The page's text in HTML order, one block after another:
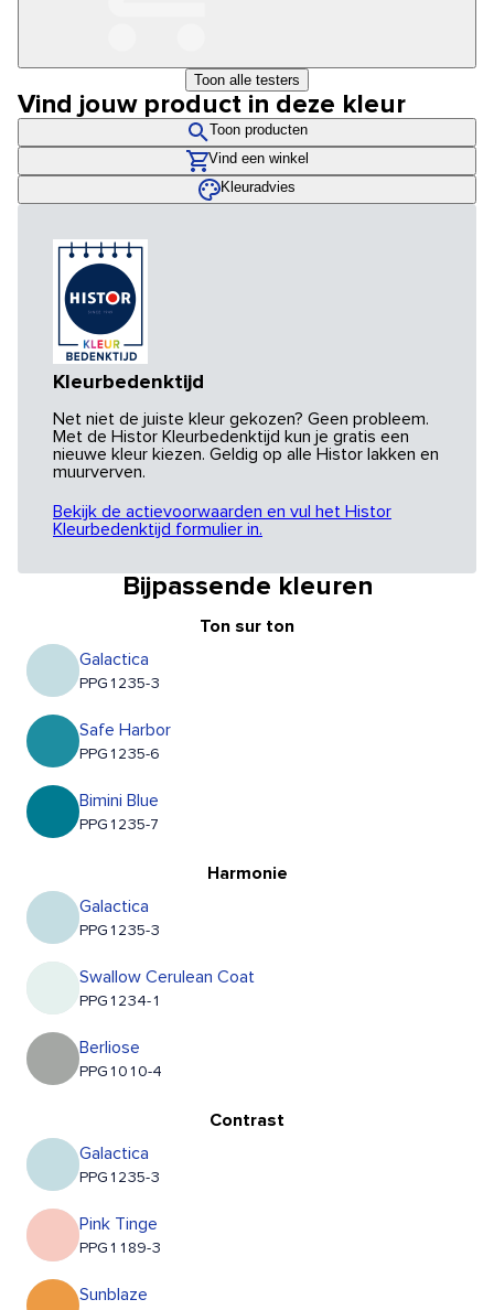
Toon alle testers
Vind jouw product in deze kleur
Toon producten
Vind een winkel
Kleuradvies
Kleurbedenktijd
Net niet de juiste kleur gekozen? Geen probleem.
Met de Histor Kleurbedenktijd kun je gratis een
nieuwe kleur kiezen. Geldig op alle Histor lakken en
muurverven.
Bekijk de actievoorwaarden en vul het Histor
Kleurbedenktijd formulier in.
Bijpassende kleuren
Ton sur ton
Galactica
PPG1235-3
Safe Harbor
PPG1235-6
Bimini Blue
PPG1235-7
Harmonie
Galactica
PPG1235-3
Swallow Cerulean Coat
PPG1234-1
Berliose
PPG1010-4
Contrast
Galactica
PPG1235-3
Pink Tinge
PPG1189-3
Sunblaze